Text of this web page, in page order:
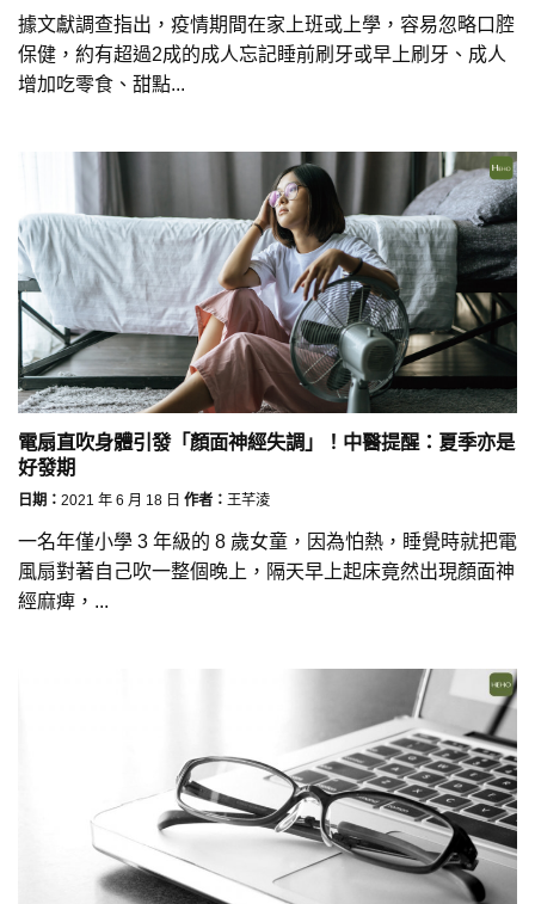
據文獻調查指出，疫情期間在家上班或上學，容易忽略口腔
保健，約有超過2成的成人忘記睡前刷牙或早上刷牙、成人
增加吃零食、甜點...
電扇直吹身體引發「顏面神經失調」！中醫提醒：夏季亦是
好發期
日期： 2021 年 6 月 18 日 作者： 王芊淩
一名年僅小學 3 年級的 8 歲女童，因為怕熱，睡覺時就把電
風扇對著自己吹一整個晚上，隔天早上起床竟然出現顏面神
經麻痺，...